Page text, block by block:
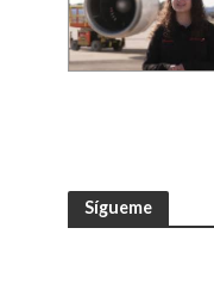
Sígueme